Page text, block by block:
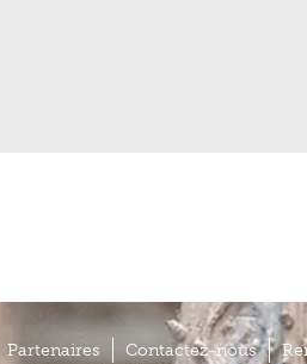
Partenaires Contactez-nous